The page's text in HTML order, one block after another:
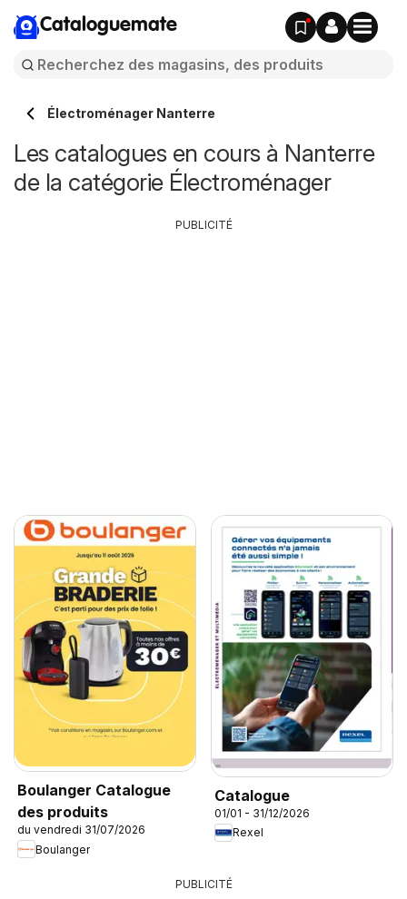
Cataloguemate
Électroménager Nanterre
Les catalogues en cours à Nanterre
de la catégorie Électroménager
Boulanger Catalogue
des produits
du vendredi 31/07/2026
Boulanger
Catalogue
01/01 - 31/12/2026
Rexel
PUBLICITÉ
PUBLICITÉ